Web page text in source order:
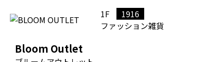
1F
1916
ファッション雑貨
Bloom Outlet